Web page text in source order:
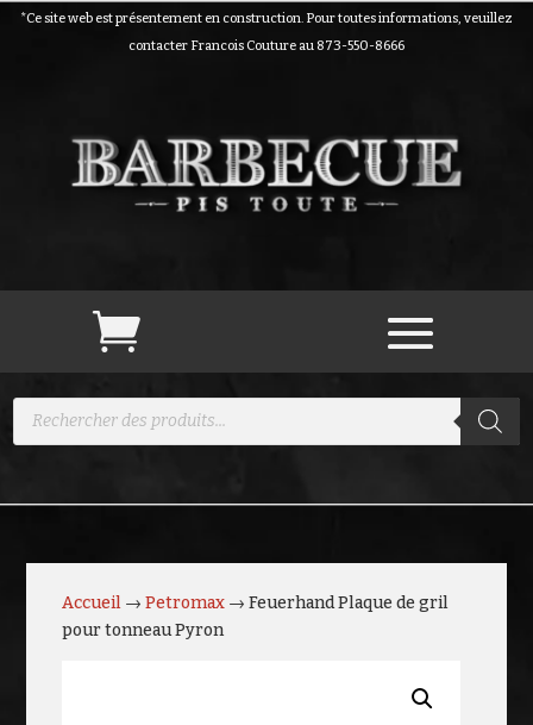
*Ce site web est présentement en construction. Pour toutes informations, veuillez
contacter Francois Couture au 873-550-8666
Recherche
Accueil →Petromax → Feuerhand Plaque de gril
pour tonneau Pyron